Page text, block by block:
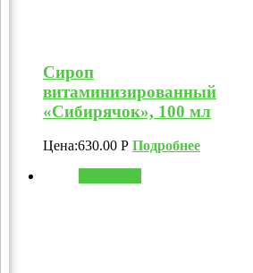
Сироп
витаминизированный
«Сибирячок», 100 мл
Цена:630.00 Р Подробнее